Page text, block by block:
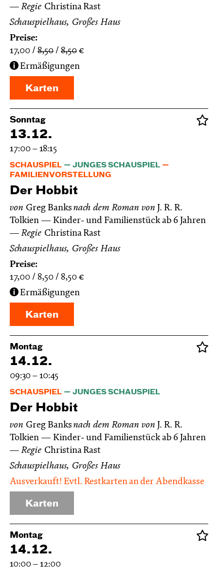
Regie Christina Rast
Schauspielhaus, Großes Haus
Preise:
17,00
8,50 8,50 €
Ermäßigungen
Karten
Sonntag
13.12.
17:00 – 18:15
SCHAUSPIEL
JUNGES SCHAUSPIEL
FAMILIENVORSTELLUNG
Der Hobbit
von Greg Banks nach dem Roman von J. R. R.
Tolkien
Kinder- und Familienstück ab 6 Jahren
Regie Christina Rast
Schauspielhaus, Großes Haus
Preise:
17,00
8,50 8,50 €
Ermäßigungen
Karten
Montag
14.12.
09:30 – 10:45
SCHAUSPIEL JUNGES SCHAUSPIEL
Der Hobbit
von Greg Banks nach dem Roman von J. R. R.
Tolkien
Kinder- und Familienstück ab 6 Jahren
Regie Christina Rast
Schauspielhaus, Großes Haus
Ausverkauft! Evtl. Restkarten an der Abendkasse
Karten
Montag
14.12.
10:00 – 12:00